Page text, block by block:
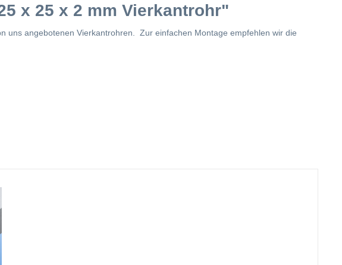
x 25 x 2 mm Vierkantrohr"
uns angebotenen Vierkantrohren. Zur einfachen Montage empfehlen wir die